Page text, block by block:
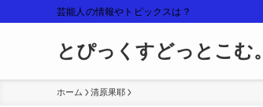
芸能人の情報やトピックスは？
とぴっくすどっとこむ。
ホーム 清原果耶